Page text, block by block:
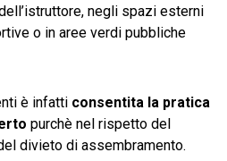
negli spazi esterni
o in aree verdi pubbliche
è infatti consentita la pratica
purchè nel rispetto del
divieto di assembramento.